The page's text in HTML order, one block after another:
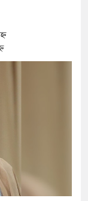
৮ ব্র্যান্ডের ক্রিমে
ছবি যেন আর তুলতে
ভিন্ন রূপে
চরিত্রে
১০ জনের